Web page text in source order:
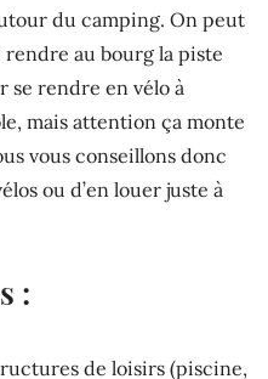
du camping. On peut
au bourg la piste
se rendre en vélo à
mais attention ça monte
vous conseillons donc
ou d’en louer juste à
:
de loisirs (piscine,